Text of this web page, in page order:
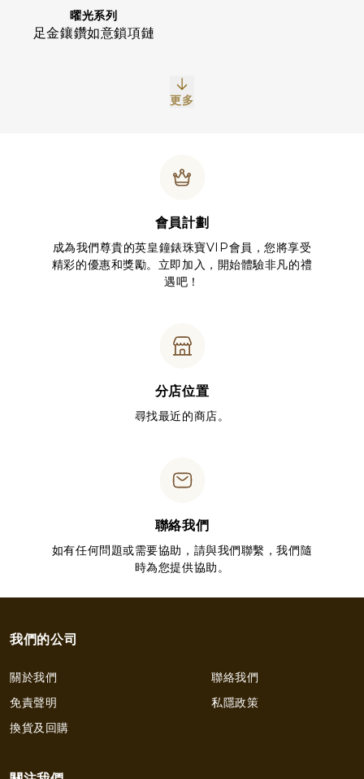
曜光系列
足金鑲鑽如意鎖項鏈
更多
會員計劃
成為我們尊貴的英皇鐘錶珠寶VIP會員，您將享受
精彩的優惠和獎勵。立即加入，開始體驗非凡的禮
遇吧！
分店位置
尋找最近的商店。
聯絡我們
如有任何問題或需要協助，請與我們聯繫，我們隨
時為您提供協助。
我們的公司
關於我們
聯絡我們
免責聲明
私隱政策
換貨及回購